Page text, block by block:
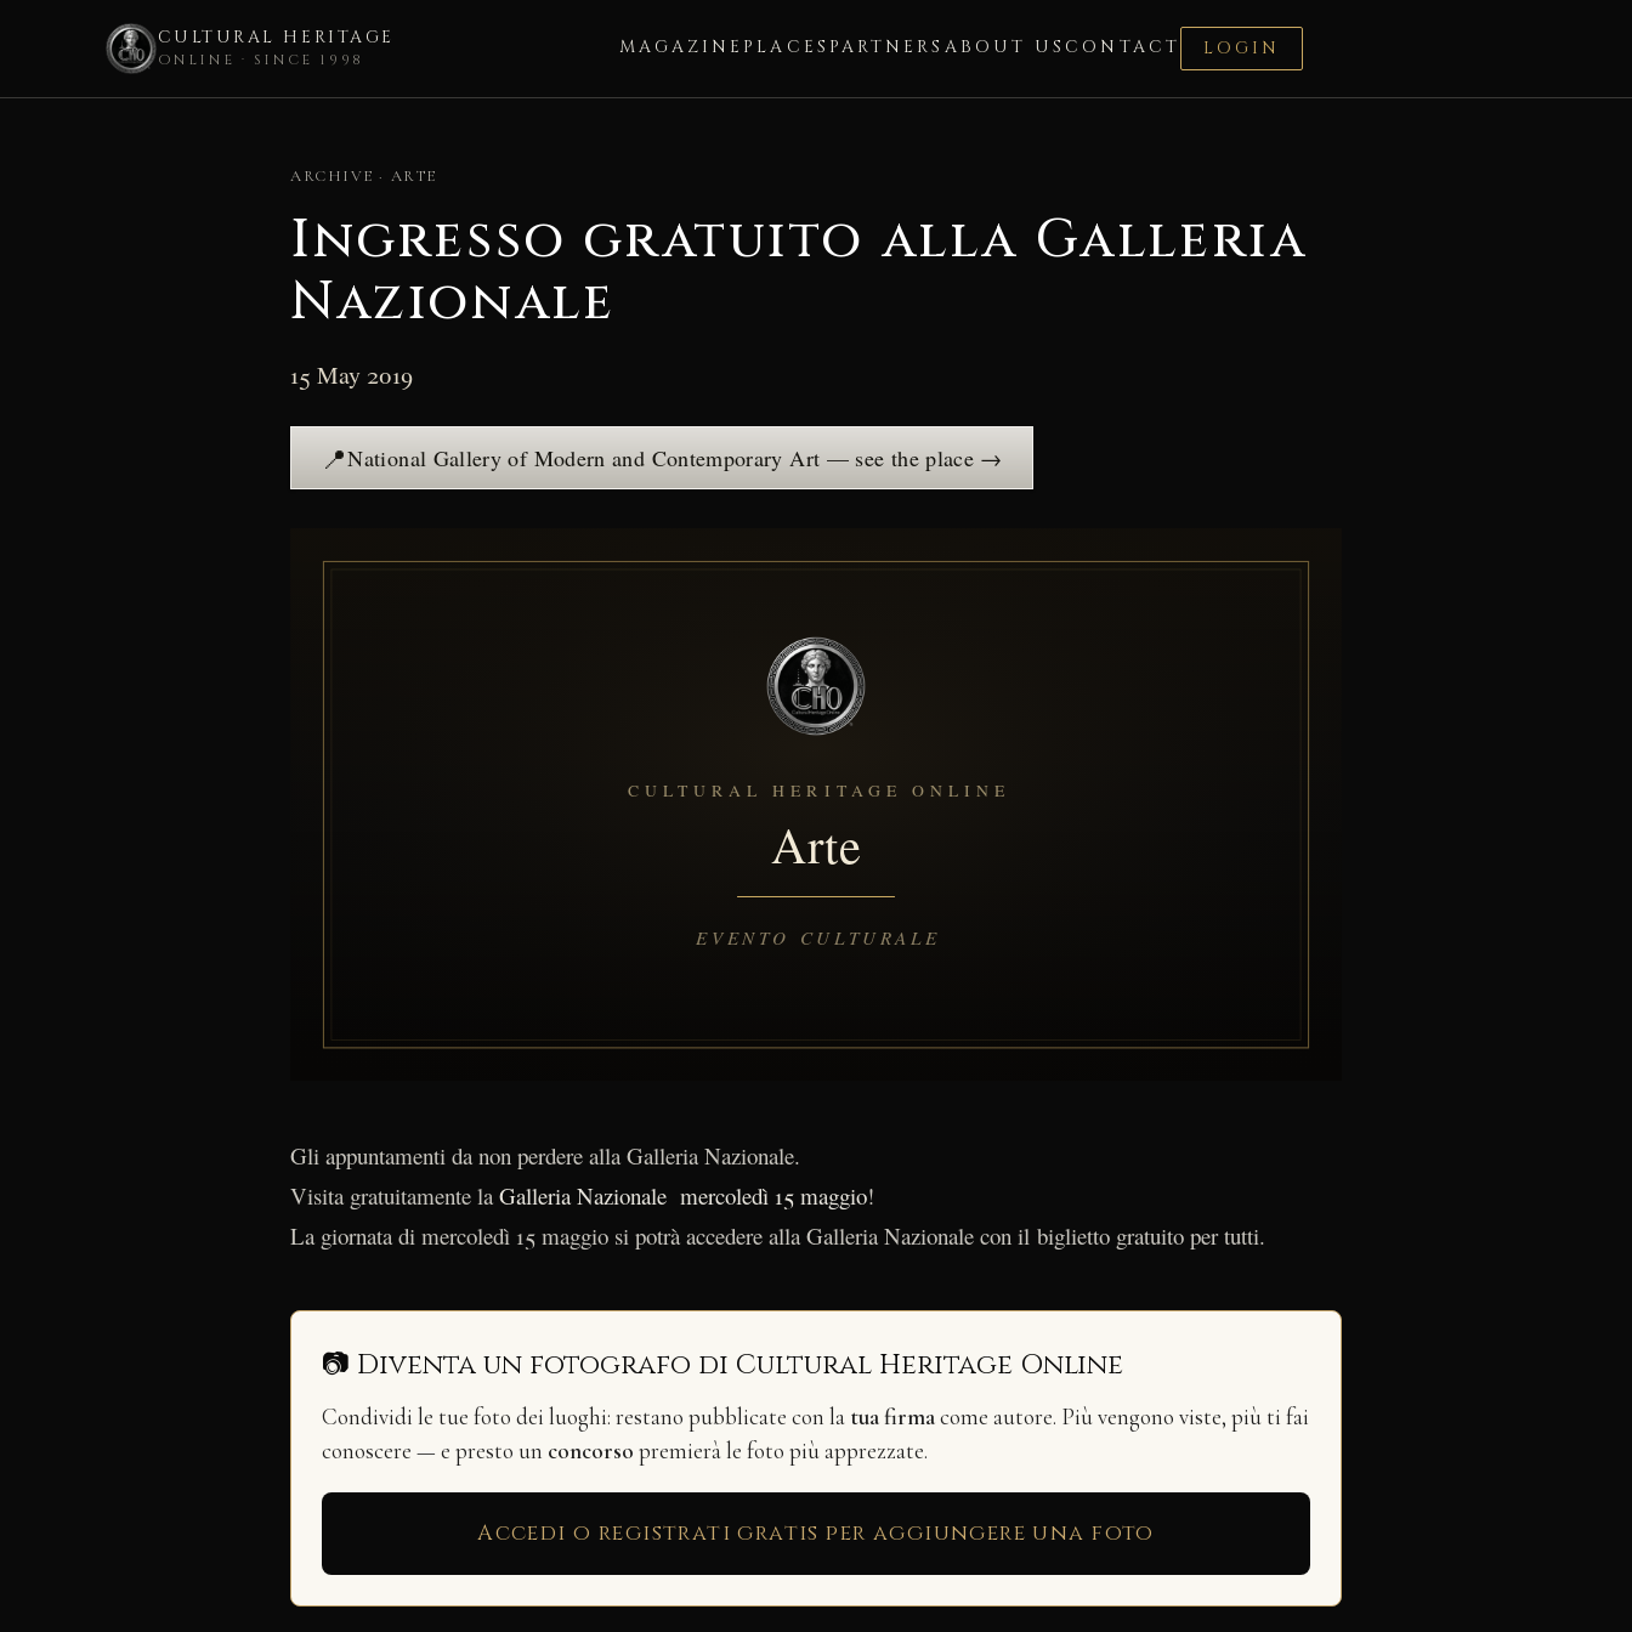
CULTURAL HERITAGE
ONLINE · SINCE 1998
MAGAZINE PLACES PARTNERS ABOUT US CONTACT LOGIN
ARCHIVE · ARTE
Ingresso gratuito alla Galleria
Nazionale
15 May 2019
📍National Gallery of Modern and Contemporary Art — see the place →
Gli appuntamenti da non perdere alla Galleria Nazionale.
Visita gratuitamente la Galleria Nazionale mercoledì 15 maggio!
La giornata di mercoledì 15 maggio si potrà accedere alla Galleria Nazionale con il biglietto gratuito per tutti.
📷 Diventa un fotografo di Cultural Heritage Online
Condividi le tue foto dei luoghi: restano pubblicate con la tua firmacome autore. Più vengono viste, più ti fai
conoscere — e presto un concorso premierà le foto più apprezzate.
Accedi o registrati gratis per aggiungere una foto